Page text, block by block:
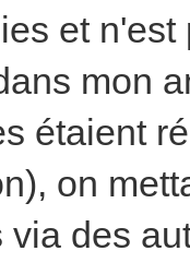
et
mon
étaient
on
via des